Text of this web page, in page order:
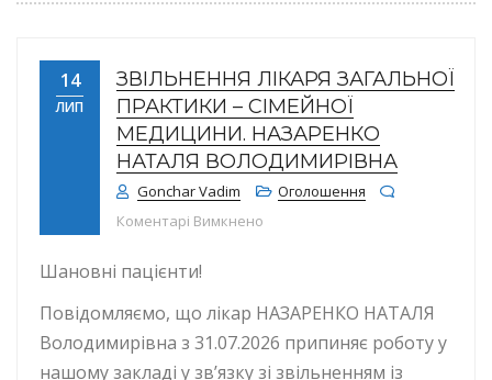
14
ЛИП
ЗВІЛЬНЕННЯ ЛІКАРЯ ЗАГАЛЬНОЇ
ПРАКТИКИ – СІМЕЙНОЇ
МЕДИЦИНИ. НАЗАРЕНКО
НАТАЛЯ ВОЛОДИМИРІВНА
Gonchar Vadim
Оголошення
Коментарі Вимкнено
Шановні пацієнти!
Повідомляємо, що лікар НАЗАРЕНКО НАТАЛЯ
Володимирівна з 31.07.2026 припиняє роботу у
нашому закладі у зв’язку зі звільненням із